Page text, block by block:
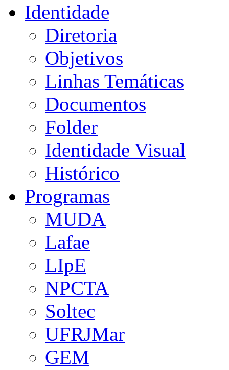
Identidade
Diretoria
Objetivos
Linhas Temáticas
Documentos
Folder
Identidade Visual
Histórico
Programas
MUDA
Lafae
LIpE
NPCTA
Soltec
UFRJMar
GEM